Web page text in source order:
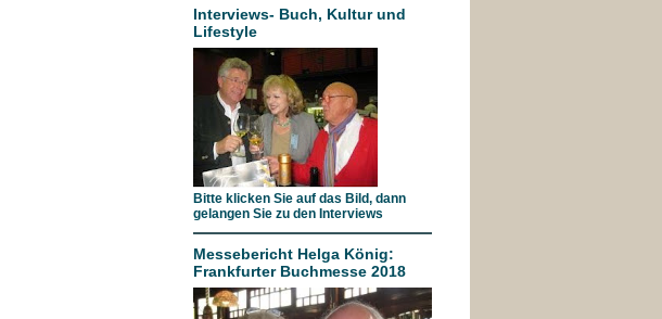
Interviews- Buch, Kultur und
Lifestyle
Bitte klicken Sie auf das Bild, dann
gelangen Sie zu den Interviews
Messebericht Helga König:
Frankfurter Buchmesse 2018